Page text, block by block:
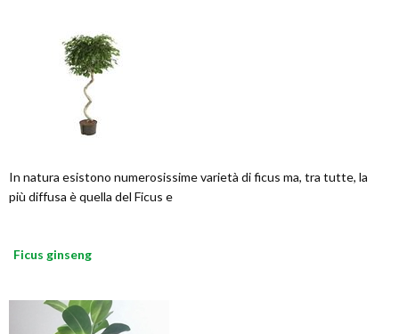
In natura esistono numerosissime varietà di ficus ma, tra tutte, la
più diffusa è quella del Ficus e
Ficus ginseng